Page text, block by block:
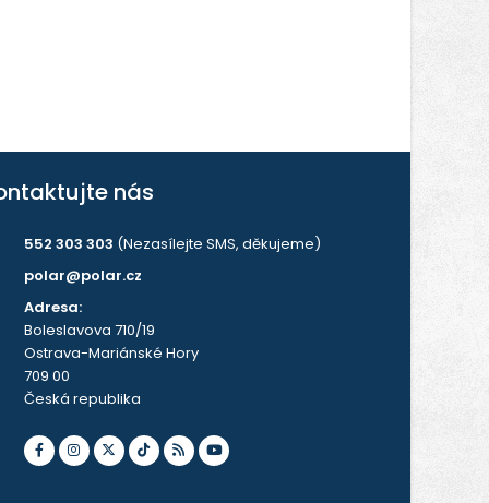
nás
552 303 303 (Nezasílejte SMS, děkujeme)
polar@polar.cz
Adresa:
Boleslavova 710/19
Ostrava-Mariánské Hory
709 00
Česká republika